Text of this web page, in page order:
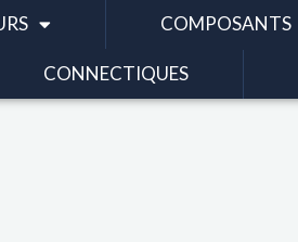
COMPOSANTS
CONNECTIQUES